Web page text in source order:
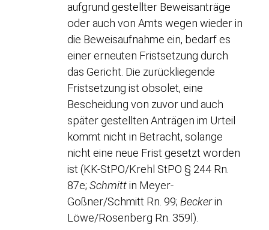
aufgrund gestellter Beweisanträge
oder auch von Amts wegen wieder in
die Beweisaufnahme ein, bedarf es
einer erneuten Fristsetzung durch
das Gericht. Die zurückliegende
Fristsetzung ist obsolet, eine
Bescheidung von zuvor und auch
später gestellten Anträgen im Urteil
kommt nicht in Betracht, solange
nicht eine neue Frist gesetzt worden
ist (KK-StPO/Krehl StPO § 244 Rn.
87e;Schmittin Meyer-
Goßner/Schmitt Rn. 99;Beckerin
Löwe/Rosenberg Rn. 359l).